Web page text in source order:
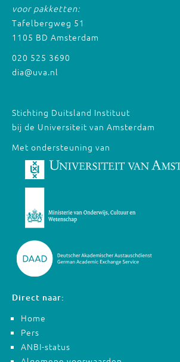
voor pakketten:
Tafelbergweg 51
1105 BD Amsterdam
020 525 3690
dia@uva.nl
Stichting Duitsland Instituut
bij de Universiteit van Amsterdam
Met ondersteuning van
Direct naar:
Home
Pers
ANBI-status